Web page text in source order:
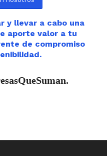
y llevar a cabo una
aporte valor a tu
de compromiso